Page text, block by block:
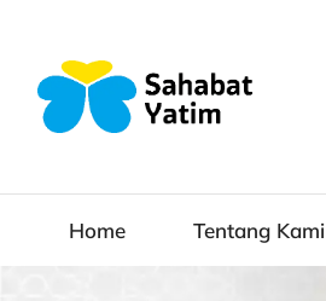
Home Tentang Kami